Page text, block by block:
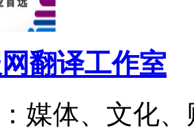
翻译工作室
媒体、文化